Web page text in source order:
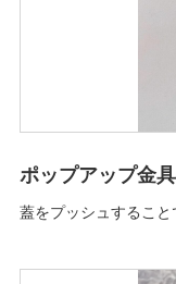
ポップアップ金
蓋をプッシュすること